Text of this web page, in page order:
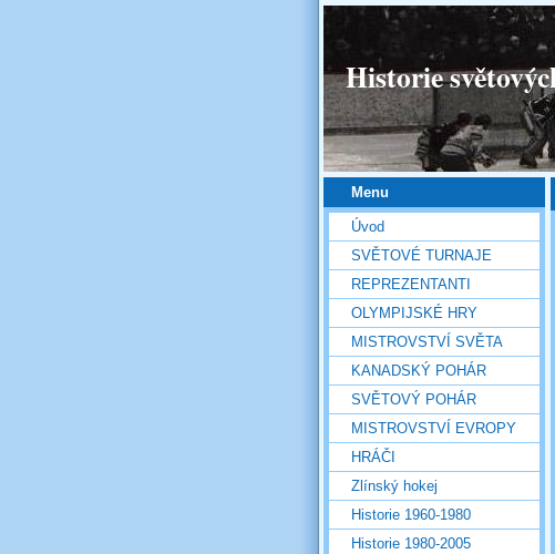
Historie
Menu
Úvod
SVĚTOVÉ TURNAJE
REPREZENTANTI
OLYMPIJSKÉ HRY
MISTROVSTVÍ SVĚTA
KANADSKÝ POHÁR
SVĚTOVÝ POHÁR
MISTROVSTVÍ EVROPY
HRÁČI
Zlínský hokej
Historie 1960-1980
Historie 1980-2005